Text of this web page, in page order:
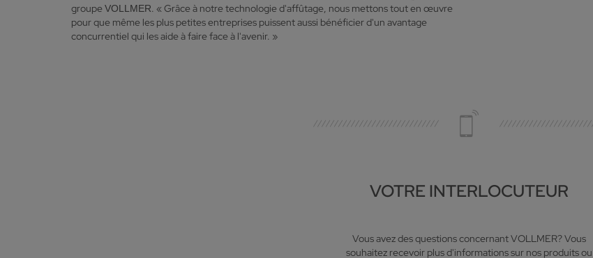
groupe VOLLMER . « Grâce à notre technologie d'affûtage, nous mettons tout en œuvre
pour que même les plus petites entreprises puissent aussi bénéficier d'un avantage
concurrentiel qui les aide à faire face à l'avenir. »
VOTRE INTERLOCUTEUR
Vous avez des questions concernant VOLLMER? Vous
souhaitez recevoir plus d'informations sur nos produits ou